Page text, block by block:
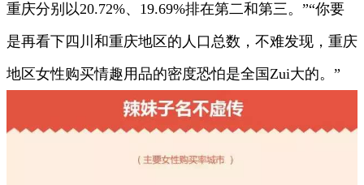
重庆分别以20.72%、19.69%排在第二和第三。”“你要
是再看下四川和重庆地区的人口总数，不难发现，重庆
地区女性购买情趣用品的密度恐怕是全国Zui大的。”